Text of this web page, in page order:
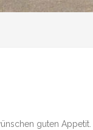
guten Appetit.